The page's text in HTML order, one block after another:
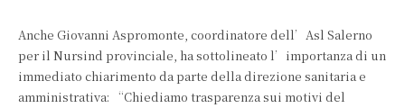
Anche Giovanni Aspromonte, coordinatore dell’Asl Salerno
per il Nursind provinciale, ha sottolineato l’importanza di un
immediato chiarimento da parte della direzione sanitaria e
amministrativa: “Chiediamo trasparenza sui motivi del